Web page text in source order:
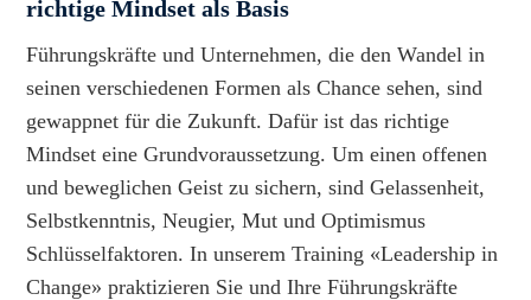
richtige Mindset als Basis
Führungskräfte und Unternehmen, die den Wandel in
seinen verschiedenen Formen als Chance sehen, sind
gewappnet für die Zukunft. Dafür ist das richtige
Mindset eine Grundvoraussetzung. Um einen offenen
und beweglichen Geist zu sichern, sind Gelassenheit,
Selbstkenntnis, Neugier, Mut und Optimismus
Schlüsselfaktoren. In unserem Training «Leadership in
Change» praktizieren Sie und Ihre Führungskräfte